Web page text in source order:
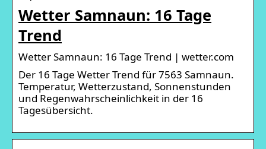
Wetter Samnaun: 16 Tage
Trend
Wetter Samnaun: 16 Tage Trend | wetter.com
Der 16 Tage Wetter Trend für 7563 Samnaun.
Temperatur, Wetterzustand, Sonnenstunden
und Regenwahrscheinlichkeit in der 16
Tagesübersicht.